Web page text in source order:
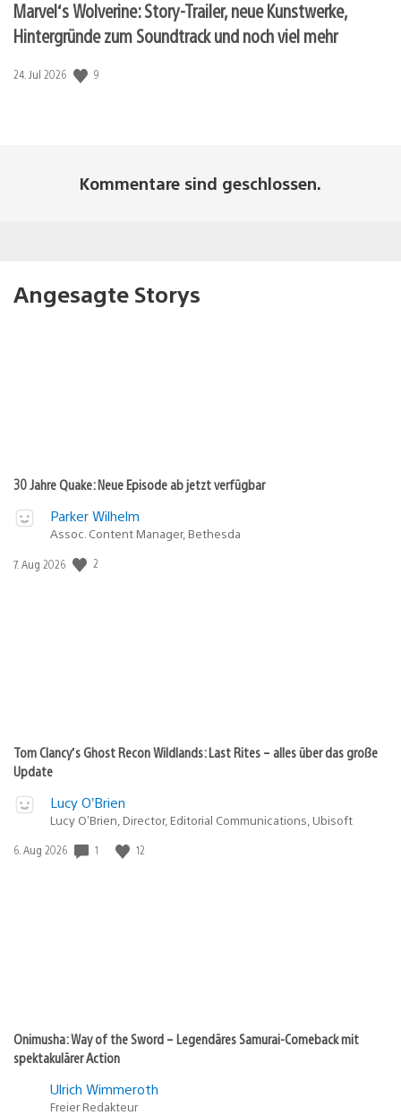
Marvel‘s Wolverine: Story-Trailer, neue Kunstwerke,
Hintergründe zum Soundtrack und noch viel mehr
Veröffentlichungsdatum:
24. Jul 2026 9
Kommentare sind geschlossen.
Angesagte Storys
30 Jahre Quake: Neue Episode ab jetzt verfügbar
Parker Wilhelm
Assoc. Content Manager, Bethesda
Veröffentlichungsdatum:
7. Aug 2026 2
Tom Clancy’s Ghost Recon Wildlands: Last Rites – alles über das große
Update
Lucy O’Brien
Lucy O’Brien, Director, Editorial Communications, Ubisoft
Veröffentlichungsdatum:
6. Aug 2026 1 12
Onimusha: Way of the Sword – Legendäres Samurai-Comeback mit
spektakulärer Action
Ulrich Wimmeroth
Freier Redakteur